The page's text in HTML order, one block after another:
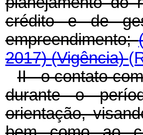
crédito e de
empreendimento;
2017)(Vigência)
II - o contato
durante o
orientação,